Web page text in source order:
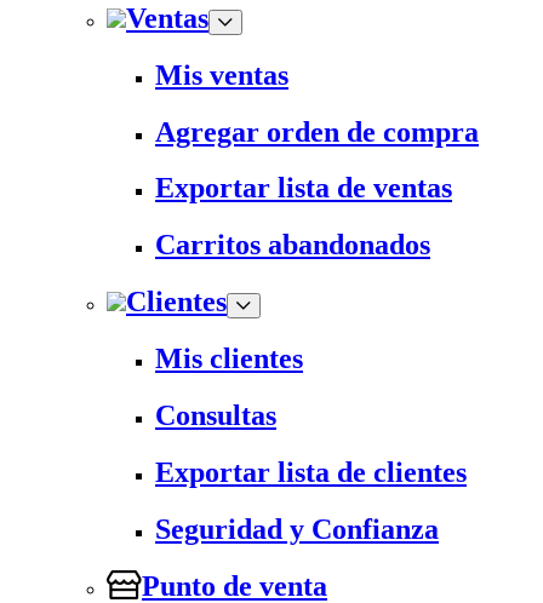
Ventas
Mis ventas
Agregar orden de compra
Exportar lista de ventas
Carritos abandonados
Clientes
Mis clientes
Consultas
Exportar lista de clientes
Seguridad y Confianza
Punto de venta